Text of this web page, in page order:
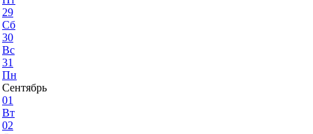
29
Сб
30
Вс
31
Пн
Сентябрь
01
Вт
02